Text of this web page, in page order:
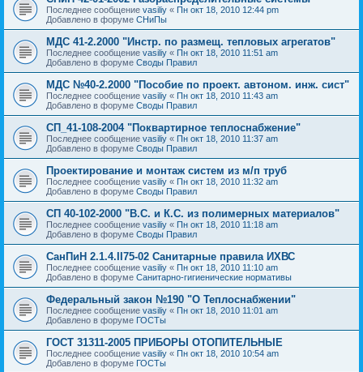
Последнее сообщение vasiliy « Пн окт 18, 2010 12:44 pm
Добавлено в форуме СНиПы
МДС 41-2.2000 "Инстр. по размещ. тепловых агрегатов"
Последнее сообщение vasiliy « Пн окт 18, 2010 11:51 am
Добавлено в форуме Своды Правил
МДС №40-2.2000 "Пособие по проект. автоном. инж. сист"
Последнее сообщение vasiliy « Пн окт 18, 2010 11:43 am
Добавлено в форуме Своды Правил
СП_41-108-2004 "Поквартирное теплоснабжение"
Последнее сообщение vasiliy « Пн окт 18, 2010 11:37 am
Добавлено в форуме Своды Правил
Проектирование и монтаж систем из м/п труб
Последнее сообщение vasiliy « Пн окт 18, 2010 11:32 am
Добавлено в форуме Своды Правил
СП 40-102-2000 "В.С. и К.С. из полимерных материалов"
Последнее сообщение vasiliy « Пн окт 18, 2010 11:18 am
Добавлено в форуме Своды Правил
СанПиН 2.1.4.II75-02 Санитарные правила ИХВС
Последнее сообщение vasiliy « Пн окт 18, 2010 11:10 am
Добавлено в форуме Санитарно-гигиенические нормативы
Федеральный закон №190 "О Теплоснабжении"
Последнее сообщение vasiliy « Пн окт 18, 2010 11:01 am
Добавлено в форуме ГОСТы
ГОСТ 31311-2005 ПРИБОРЫ ОТОПИТЕЛЬНЫЕ
Последнее сообщение vasiliy « Пн окт 18, 2010 10:54 am
Добавлено в форуме ГОСТы